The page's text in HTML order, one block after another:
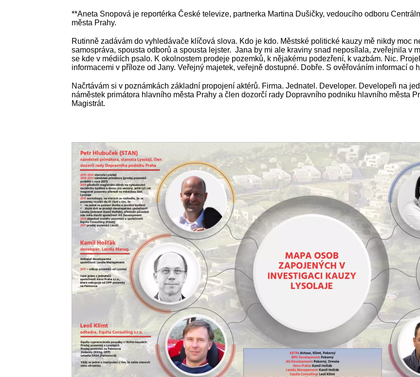
**Aneta Snopová je reportérka České televize, partnerka Martina Dušičky, vedoucího odboru
města Prahy.
Rutinně zadávám do vyhledávače klíčová slova. Kdo je kdo. Městské politické kauzy mě nikdy moc
samospráva, spousta odborů a spousta lejster. Jana by mi ale kraviny snad neposílala, zveřejnila v
se kde v médiích psalo. K okolnostem prodeje pozemků, k nějakému podezření, k vazbám. Nic.
informacemi v příloze od Jany. Veřejný majetek, veřejně dostupné. Dobře. S ověřováním informací o
Načrtávám si v poznámkách základní propojení aktérů. Firma. Jednatel. Developer. Developeři na
náměstek primátora hlavního města Prahy a člen dozorčí rady Dopravního podniku hlavního města
Magistrát.